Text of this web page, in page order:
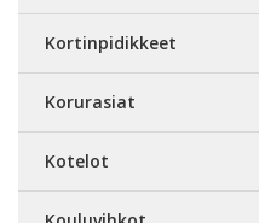
Kortinpidikkeet
Korurasiat
Kotelot